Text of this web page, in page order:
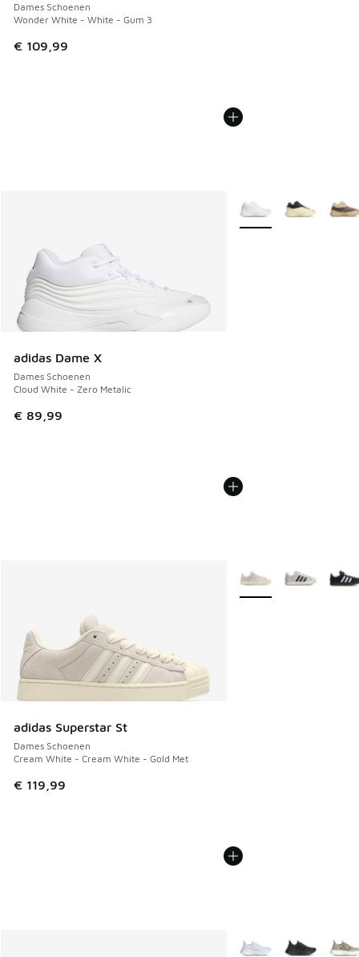
Dames Schoenen
Wonder White - White - Gum 3
€ 109,99
adidas Dame X
Dames Schoenen
Cloud White - Zero Metalic
€ 89,99
Meer kleuren
adidas Superstar St
Dames Schoenen
Cream White - Cream White - Gold Met
€ 119,99
Meer kleuren
Meer kleuren